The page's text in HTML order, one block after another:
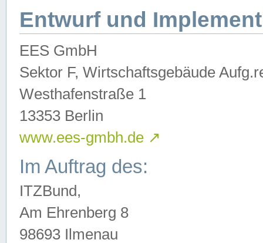
Entwurf und
EES GmbH
Sektor F, Wirtschaftsgebäude
Westhafenstraße 1
13353 Berlin
www.ees-gmbh.de ↗
Im Auftrag des:
ITZBund,
Am Ehrenberg 8
98693 Ilmenau